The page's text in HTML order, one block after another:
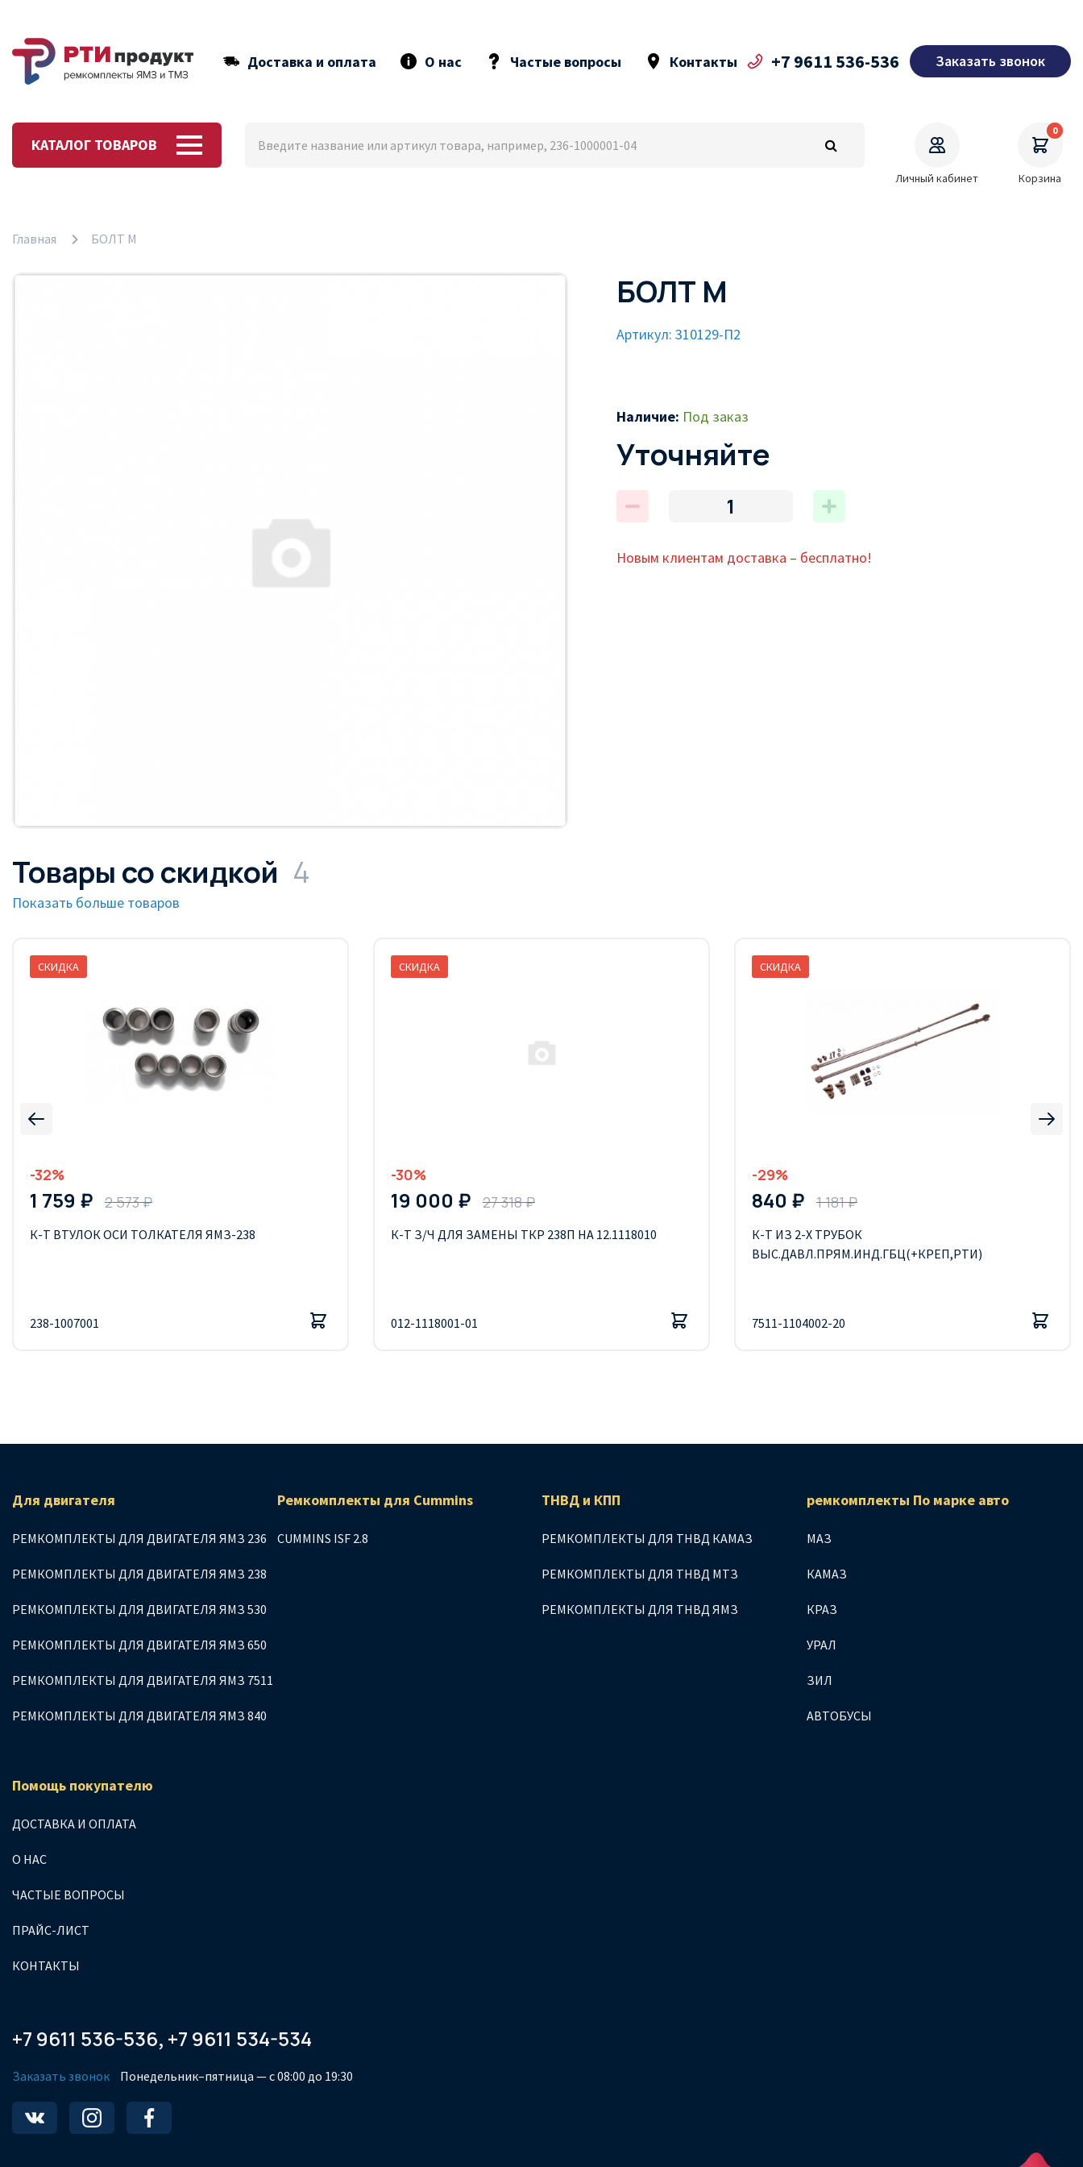
Доставка и оплата О нас Частые вопросы Контакты +7 9611 536-536 Заказать звонок
КАТАЛОГ ТОВАРОВ
Личный кабинет
0
Корзина
Главная БОЛТ М
БОЛТ М
Артикул: 310129-П2
Наличие: Под заказ
Уточняйте
Новым клиентам доставка – бесплатно!
Товары со скидкой 4
Показать больше товаров
СКИДКА
-32%
1 759 ₽ 2 573 ₽
К-Т ВТУЛОК ОСИ ТОЛКАТЕЛЯ ЯМЗ-238
238-1007001
СКИДКА
-30%
19 000 ₽ 27 318 ₽
К-Т З/Ч ДЛЯ ЗАМЕНЫ ТКР 238П НА 12.1118010
012-1118001-01
СКИДКА
-29%
840 ₽ 1 181 ₽
К-Т ИЗ 2-Х ТРУБОК
ВЫС.ДАВЛ.ПРЯМ.ИНД.ГБЦ(+КРЕП,РТИ)
7511-1104002-20
Для двигателя
РЕМКОМПЛЕКТЫ ДЛЯ ДВИГАТЕЛЯ ЯМЗ 236
РЕМКОМПЛЕКТЫ ДЛЯ ДВИГАТЕЛЯ ЯМЗ 238
РЕМКОМПЛЕКТЫ ДЛЯ ДВИГАТЕЛЯ ЯМЗ 530
РЕМКОМПЛЕКТЫ ДЛЯ ДВИГАТЕЛЯ ЯМЗ 650
РЕМКОМПЛЕКТЫ ДЛЯ ДВИГАТЕЛЯ ЯМЗ 7511
РЕМКОМПЛЕКТЫ ДЛЯ ДВИГАТЕЛЯ ЯМЗ 840
Ремкомплекты для Сummins
CUMMINS ISF 2.8
ТНВД и КПП
РЕМКОМПЛЕКТЫ ДЛЯ ТНВД КАМАЗ
РЕМКОМПЛЕКТЫ ДЛЯ ТНВД МТЗ
РЕМКОМПЛЕКТЫ ДЛЯ ТНВД ЯМЗ
ремкомплекты По марке авто
МАЗ
КАМАЗ
КРАЗ
УРАЛ
ЗИЛ
АВТОБУСЫ
Помощь покупателю
ДОСТАВКА И ОПЛАТА
О НАС
ЧАСТЫЕ ВОПРОСЫ
ПРАЙС-ЛИСТ
КОНТАКТЫ
+7 9611 536-536, +7 9611 534-534
Заказать звонок Понедельник–пятница — с 08:00 до 19:30